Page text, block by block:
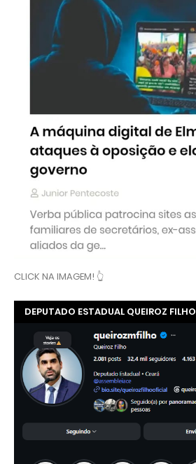
CLICK NA IMAGEM! 👆
DEPUTADO ESTADUAL QUEIROZ FILHO